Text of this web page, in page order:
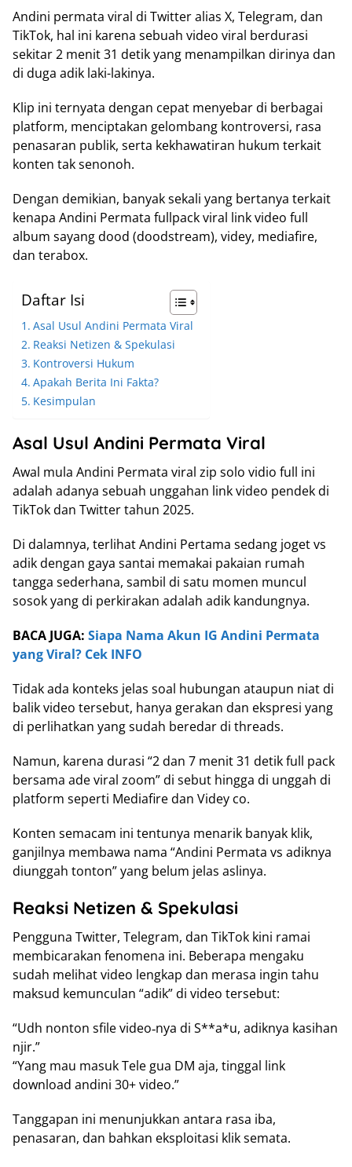
Andini permata viral di Twitter alias X, Telegram, dan
TikTok, hal ini karena sebuah video viral berdurasi
sekitar 2 menit 31 detik yang menampilkan dirinya dan
di duga adik laki-lakinya.
Klip ini ternyata dengan cepat menyebar di berbagai
platform, menciptakan gelombang kontroversi, rasa
penasaran publik, serta kekhawatiran hukum terkait
konten tak senonoh.
Dengan demikian, banyak sekali yang bertanya terkait
kenapa Andini Permata fullpack viral link video full
album sayang dood (doodstream), videy, mediafire,
dan terabox.
Daftar Isi
Asal Usul Andini Permata Viral
Reaksi Netizen & Spekulasi
Kontroversi Hukum
Apakah Berita Ini Fakta?
Kesimpulan
Asal Usul Andini Permata Viral
Awal mula Andini Permata viral zip solo vidio full ini
adalah adanya sebuah unggahan link video pendek di
TikTok dan Twitter tahun 2025.
Di dalamnya, terlihat Andini Pertama sedang joget vs
adik dengan gaya santai memakai pakaian rumah
tangga sederhana, sambil di satu momen muncul
sosok yang di perkirakan adalah adik kandungnya.
BACA JUGA: Siapa Nama Akun IG Andini Permata
yang Viral? Cek INFO
Tidak ada konteks jelas soal hubungan ataupun niat di
balik video tersebut, hanya gerakan dan ekspresi yang
di perlihatkan yang sudah beredar di threads.
Namun, karena durasi “2 dan 7 menit 31 detik full pack
bersama ade viral zoom” di sebut hingga di unggah di
platform seperti Mediafire dan Videy co.
Konten semacam ini tentunya menarik banyak klik,
ganjilnya membawa nama “Andini Permata vs adiknya
diunggah tonton” yang belum jelas aslinya.
Reaksi Netizen & Spekulasi
Pengguna Twitter, Telegram, dan TikTok kini ramai
membicarakan fenomena ini. Beberapa mengaku
sudah melihat video lengkap dan merasa ingin tahu
maksud kemunculan “adik” di video tersebut:
“Udh nonton sfile video‑nya di S**a*u, adiknya kasihan
njir.”
“Yang mau masuk Tele gua DM aja, tinggal link
download andini 30+ video.”
Tanggapan ini menunjukkan antara rasa iba,
penasaran, dan bahkan eksploitasi klik semata.